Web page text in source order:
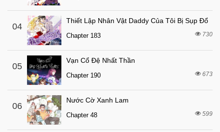
Chapter 602 2 tháng trước
Chapter 601 2 tháng trước
Chapter 600
Chapter 599 2 tháng trước
Chapter 598
Chapter 597 3 tháng trước
Chapter 596
Chapter 595
04
Thiết Lập Nhân Vật Daddy Của Tôi Bị Sụp Đổ
Chapter 183 730
05
Vạn Cổ Đệ Nhất Thần
Chapter 190 673
06
Nước Cờ Xanh Lam
Chapter 48 599